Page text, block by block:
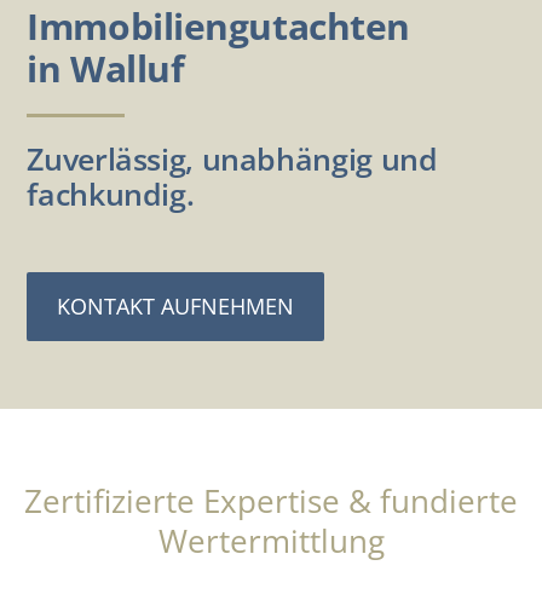
Immobiliengutachten
in Walluf
Zuverlässig, unabhängig und
fachkundig.
KONTAKT AUFNEHMEN
Zertifizierte Expertise & fundierte
Wertermittlung